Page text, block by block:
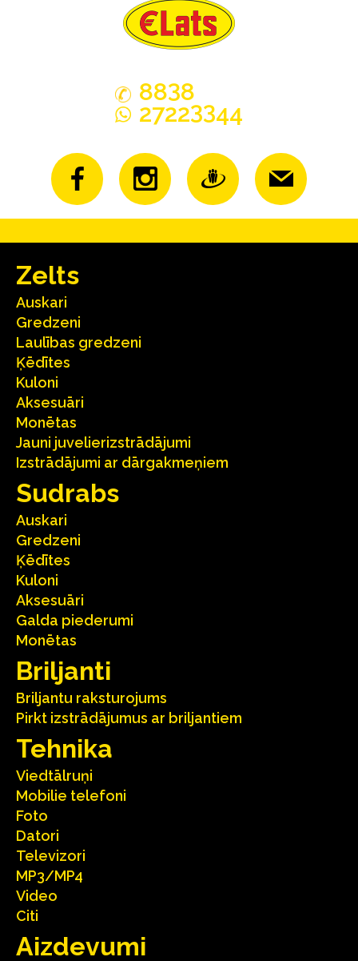
8838
27223344
Zelts
Auskari
Gredzeni
Laulības gredzeni
Ķēdītes
Kuloni
Aksesuāri
Monētas
Jauni juvelierizstrādājumi
Izstrādājumi ar dārgakmeņiem
Sudrabs
Auskari
Gredzeni
Ķēdītes
Kuloni
Aksesuāri
Galda piederumi
Monētas
Briljanti
Briljantu raksturojums
Pirkt izstrādājumus ar briljantiem
Tehnika
Viedtālruņi
Mobilie telefoni
Foto
Datori
Televizori
MP3/MP4
Video
Citi
Aizdevumi